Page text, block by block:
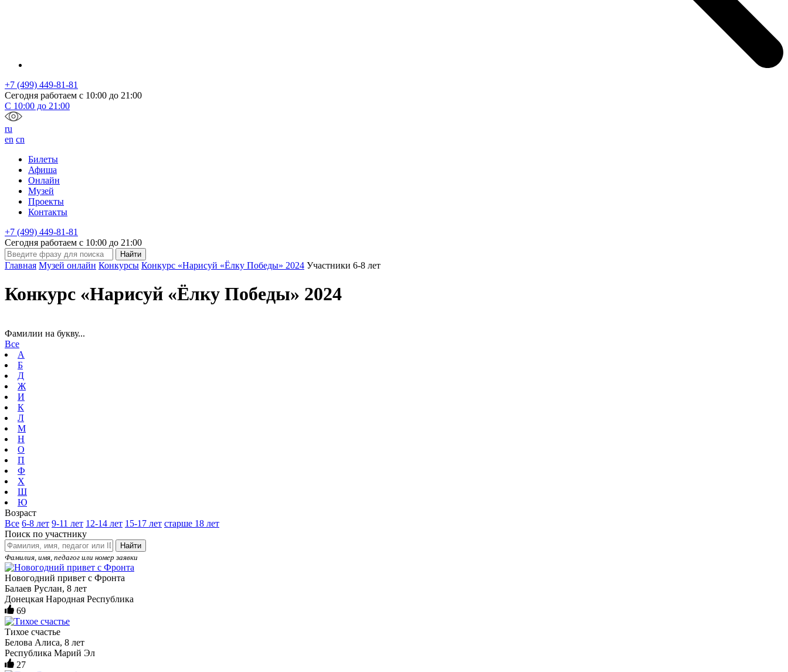
+7 (499) 449-81-81
Сегодня работаем с 10:00 до 21:00
С 10:00 до 21:00
ru
en cn
Билеты
Афиша
Онлайн
Музей
Проекты
Контакты
+7 (499) 449-81-81
Сегодня работаем с 10:00 до 21:00
Главная Музей онлайн Конкурсы Конкурс «Нарисуй «Ёлку Победы» 2024 Участники 6-8 лет
Конкурс «Нарисуй «Ёлку Победы» 2024
Фамилии на букву...
Все
А
Б
Д
Ж
И
К
Л
М
Н
О
П
Ф
Х
Ш
Ю
Возраст
Все 6-8 лет 9-11 лет 12-14 лет 15-17 лет старше 18 лет
Поиск по участнику
Найти
Фамилия, имя, педагог или номер заявки
Новогодний привет с Фронта
Балаев Руслан, 8 лет
Донецкая Народная Республика
69
Тихое счастье
Белова Алиса, 8 лет
Республика Марий Эл
27